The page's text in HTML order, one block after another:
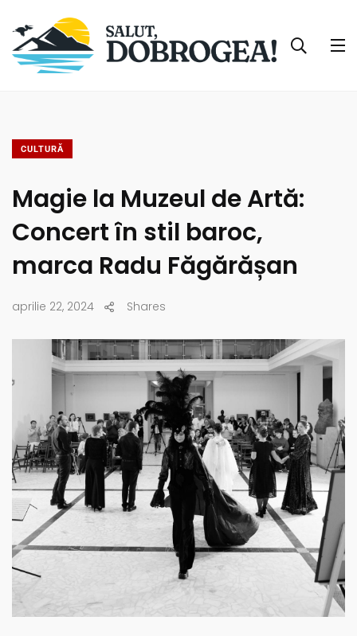
CULTURĂ
Magie la Muzeul de Artă:
Concert în stil baroc,
marca Radu Făgărășan
aprilie 22, 2024 Shares